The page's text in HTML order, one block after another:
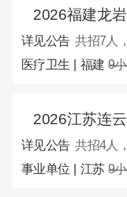
2026福建龙
详见公告 共招7人
医疗卫生 | 福建9
2026江苏连云港市赣榆区供
详见公告 共招4人
事业单位 | 江苏9